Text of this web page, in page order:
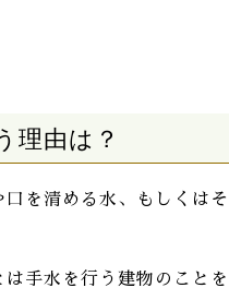
理由は？
を清める水、もしくは
手水を行う建物のことを